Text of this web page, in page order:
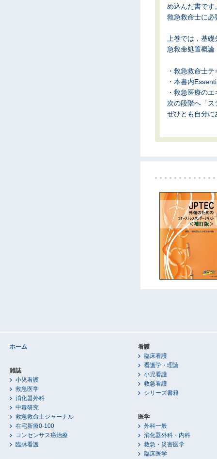
め込んだ書です
救急救命士に必
上巻では，基礎
急救命処置概論
・救急救命士
・本書内
・救急医療の
次の段階へ「
ぜひとも自分に
ホーム
雑誌
小児看護
救急医学
消化器外科
中毒研究
救急救命士ジャーナル
在宅新療0-100
コンセンサス癌治療
臨牀看護
看護
臨床看護
看護学・理論
小児看護
救急看護
シリーズ書籍
医学
外科一般
消化器外科・内科
救急・災害医学
臨床医学